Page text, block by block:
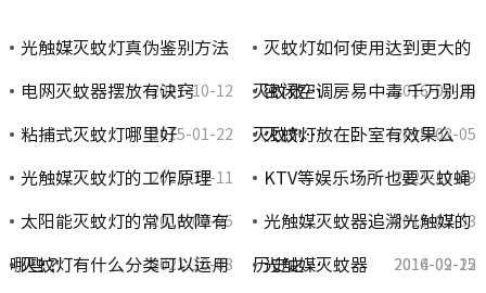
光触媒灭蚊灯真伪鉴别方法
2021-10-12
灭蚊灯如何使用达到更大的
灭蚊效… 2016-02-25
电网灭蚊器摆放有诀窍
2015-01-22
密闭空调房易中毒 千万别用
灭蚊剂… 2015-03-05
粘捕式灭蚊灯哪里好
2021-10-11
灭蚊灯放在卧室有效果么
2021-10-09
光触媒灭蚊灯的工作原理
2016-02-25
KTV等娱乐场所也要灭蚊蝇
2015-03-03
太阳能灭蚊灯的常见故障有
哪些？ 2021-10-08
光触媒灭蚊器追溯光触媒的
历史之… 2014-09-12
灭蚊灯有什么分类可以运用 光触媒灭蚊器 2016-02-25